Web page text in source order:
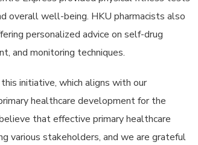
overall well-being. HKU pharmacists also
personalized advice on self-drug
and monitoring techniques.
initiative, which aligns with our
healthcare development for the
that effective primary healthcare
various stakeholders, and we are grateful